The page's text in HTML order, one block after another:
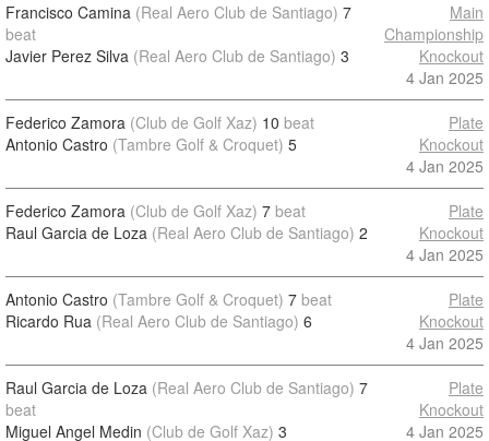
Francisco Camina (Real Aero Club de Santiago) 7
beat
Javier Perez Silva (Real Aero Club de Santiago) 3
Main
Championship
Knockout
4 Jan 2025
Federico Zamora (Club de Golf Xaz) 10 beat
Antonio Castro (Tambre Golf & Croquet) 5
Plate
Knockout
4 Jan 2025
Federico Zamora (Club de Golf Xaz) 7 beat
Raul Garcia de Loza (Real Aero Club de Santiago) 2
Plate
Knockout
4 Jan 2025
Antonio Castro (Tambre Golf & Croquet) 7 beat
Ricardo Rua (Real Aero Club de Santiago) 6
Plate
Knockout
4 Jan 2025
Raul Garcia de Loza (Real Aero Club de Santiago) 7
beat
Miguel Angel Medin (Club de Golf Xaz) 3
Plate
Knockout
4 Jan 2025